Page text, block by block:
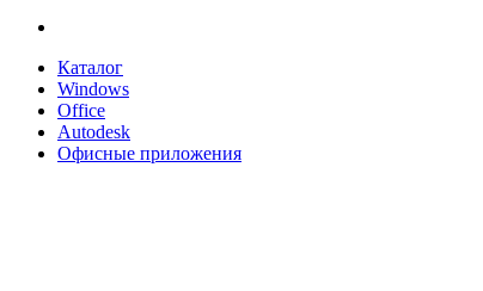
Каталог
Windows
Office
Autodesk
Офисные приложения